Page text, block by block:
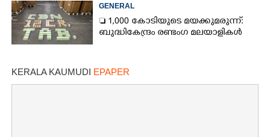
GENERAL
 1,000 കോടിയുടെ മയക്കുമരുന്ന്:
ബുദ്ധികേന്ദ്രം രണ്ടംഗ മലയാളികൾ
KERALA KAUMUDI EPAPER